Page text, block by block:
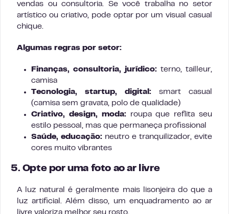
vendas ou consultoria. Se você trabalha no setor
artístico ou criativo, pode optar por um visual casual
chique.
Algumas regras por setor:
Finanças, consultoria, jurídico: terno, tailleur,
camisa
Tecnologia, startup, digital: smart casual
(camisa sem gravata, polo de qualidade)
Criativo, design, moda:roupa que reflita seu
estilo pessoal, mas que permaneça profissional
Saúde, educação: neutro e tranquilizador, evite
cores muito vibrantes
5. Opte por uma foto ao ar livre
A luz natural é geralmente mais lisonjeira do que a
luz artificial. Além disso, um enquadramento ao ar
livre valoriza melhor seu rosto.